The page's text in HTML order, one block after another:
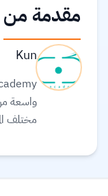
مقدمة من
Kun
واسعة من
مختلف
اكتساب